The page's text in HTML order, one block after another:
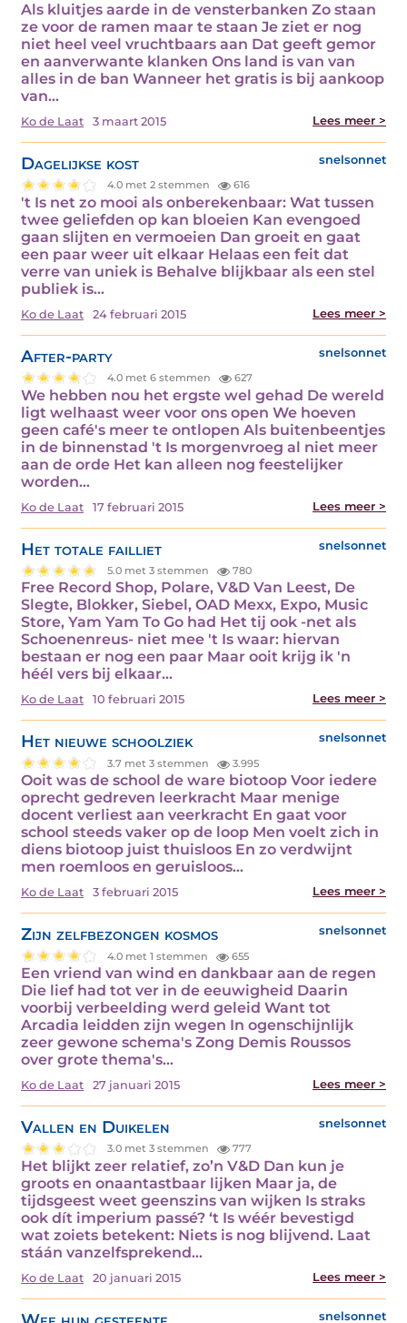
Als kluitjes aarde in de vensterbanken Zo staan
ze voor de ramen maar te staan Je ziet er nog
niet heel veel vruchtbaars aan Dat geeft gemor
en aanverwante klanken Ons land is van van
alles in de ban Wanneer het gratis is bij aankoop
van…
Ko de Laat 3 maart 2015 Lees meer >
Dagelijkse kost snelsonnet
4.0 met 2 stemmen 616
't Is net zo mooi als onberekenbaar: Wat tussen
twee geliefden op kan bloeien Kan evengoed
gaan slijten en vermoeien Dan groeit en gaat
een paar weer uit elkaar Helaas een feit dat
verre van uniek is Behalve blijkbaar als een stel
publiek is…
Ko de Laat 24 februari 2015 Lees meer >
After-party snelsonnet
4.0 met 6 stemmen 627
We hebben nou het ergste wel gehad De wereld
ligt welhaast weer voor ons open We hoeven
geen café's meer te ontlopen Als buitenbeentjes
in de binnenstad 't Is morgenvroeg al niet meer
aan de orde Het kan alleen nog feestelijker
worden…
Ko de Laat 17 februari 2015 Lees meer >
Het totale failliet snelsonnet
5.0 met 3 stemmen 780
Free Record Shop, Polare, V&D Van Leest, De
Slegte, Blokker, Siebel, OAD Mexx, Expo, Music
Store, Yam Yam To Go had Het tij ook -net als
Schoenenreus- niet mee 't Is waar: hiervan
bestaan er nog een paar Maar ooit krijg ik 'n
héél vers bij elkaar…
Ko de Laat 10 februari 2015 Lees meer >
Het nieuwe schoolziek snelsonnet
3.7 met 3 stemmen 3.995
Ooit was de school de ware biotoop Voor iedere
oprecht gedreven leerkracht Maar menige
docent verliest aan veerkracht En gaat voor
school steeds vaker op de loop Men voelt zich in
diens biotoop juist thuisloos En zo verdwijnt
men roemloos en geruisloos…
Ko de Laat 3 februari 2015 Lees meer >
Zijn zelfbezongen kosmos snelsonnet
4.0 met 1 stemmen 655
Een vriend van wind en dankbaar aan de regen
Die lief had tot ver in de eeuwigheid Daarin
voorbij verbeelding werd geleid Want tot
Arcadia leidden zijn wegen In ogenschijnlijk
zeer gewone schema's Zong Demis Roussos
over grote thema's…
Ko de Laat 27 januari 2015 Lees meer >
Vallen en Duikelen snelsonnet
3.0 met 3 stemmen 777
Het blijkt zeer relatief, zo’n V&D Dan kun je
groots en onaantastbaar lijken Maar ja, de
tijdsgeest weet geenszins van wijken Is straks
ook dít imperium passé? ‘t Is wéér bevestigd
wat zoiets betekent: Niets is nog blijvend. Laat
stáán vanzelfsprekend…
Ko de Laat 20 januari 2015 Lees meer >
snelsonnet